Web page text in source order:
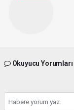
Okuyucu Yorumları